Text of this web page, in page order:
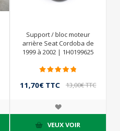
Support / bloc moteur
arrière Seat Cordoba de
1999 à 2002 | 1H0199625
11,70€ TTC 13,00€ TTC
VEUX VOIR